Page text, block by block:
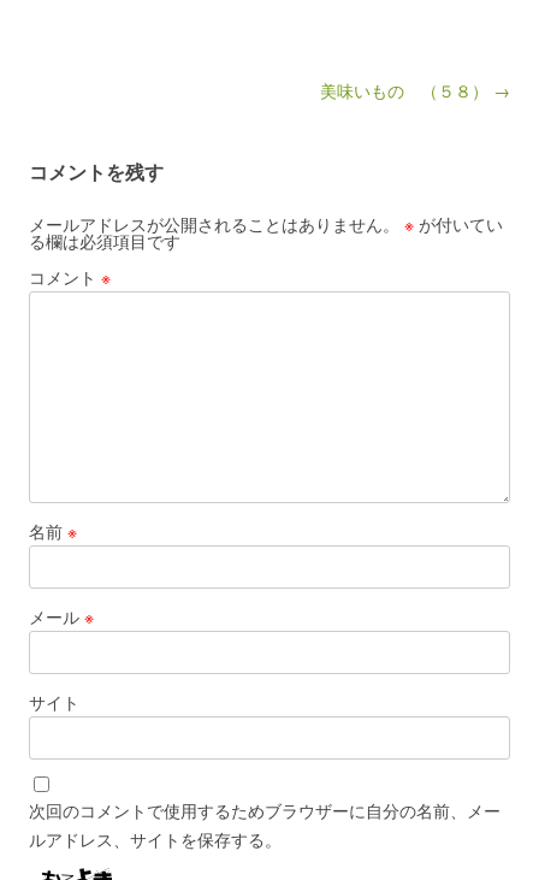
美味いもの （５８） →
コメントを残す
メールアドレスが公開されることはありません。 ※ が付いてい
る欄は必須項目です
コメント ※
名前 ※
メール ※
サイト
次回のコメントで使用するためブラウザーに自分の名前、メー
ルアドレス、サイトを保存する。